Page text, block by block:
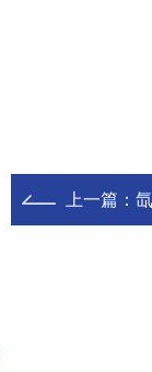
上一篇：